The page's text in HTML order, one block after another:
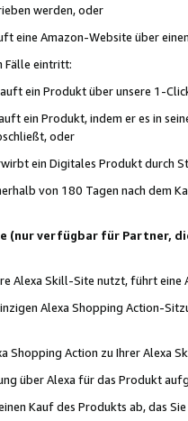
werden, oder
eine Amazon-Website über
Fälle eintritt:
ein Produkt über unsere 1-
ein Produkt, indem er es in
oder
ein Digitales Produkt durch
von 180 Tagen nach dem
(nur verfügbar für Partner,
Alexa Skill-Site nutzt, führt eine
Alexa Shopping Action-
Shopping Action zu Ihrer Alexa
über Alexa für das Produkt
Kauf des Produkts ab, das